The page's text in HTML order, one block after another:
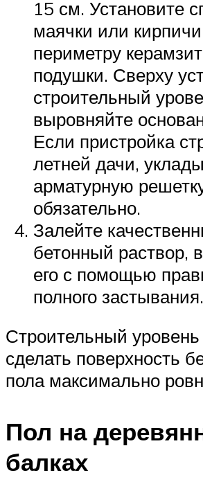
15 см. Установите
маячки или
периметру
подушки. Сверху
строительный
выровняйте
Если пристройка
летней дачи,
арматурную
обязательно.
Залейте
бетонный раствор,
его с помощью
полного застывания.
Строительный
сделать поверхность
пола максимально
Пол на
балках